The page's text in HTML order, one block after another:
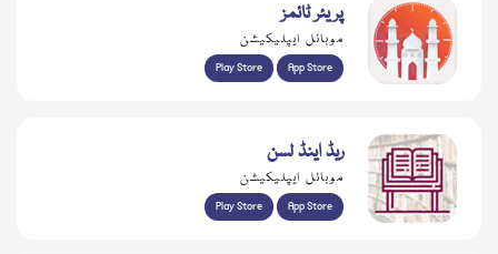
پریئر ٹائمز
موبائل ایپلیکیشن
Play Store App Store
ریڈ اینڈ لسن
موبائل ایپلیکیشن
Play Store App Store